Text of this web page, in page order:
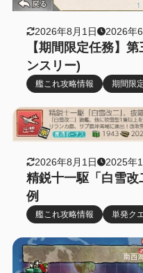
2026年8月1日 2026年
【期間限定任務】
ンスリー)
艦これ攻略情報 期間限
2026年8月1日 2025年
精鋭十一駆「白雪
例
艦これ攻略情報 単発ク